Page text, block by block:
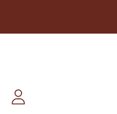
EINLOGGEN